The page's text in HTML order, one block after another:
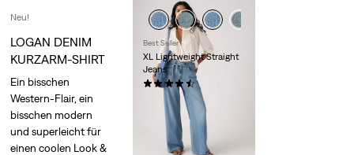
Best Seller
XL Lightweight Straight
Jeans
(802)
119,95 €
Neu!
LOGAN DENIM
KURZARM-SHIRT
Ein bisschen
Western-Flair, ein
bisschen modern
und superleicht für
einen coolen Look &